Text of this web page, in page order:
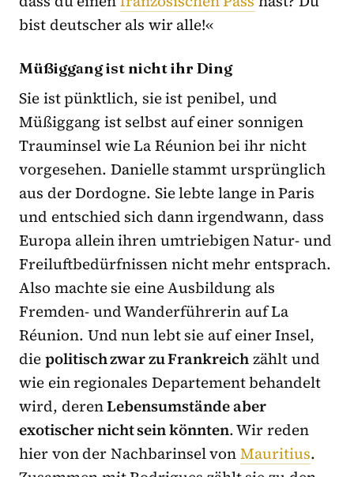
bist deutscher als wir alle!«
Müßiggang ist nicht ihr Ding
Sie ist pünktlich, sie ist penibel, und
Müßiggang ist selbst auf einer sonnigen
Trauminsel wie La Réunion bei ihr nicht
vorgesehen. Danielle stammt ursprünglich
aus der Dordogne. Sie lebte lange in Paris
und entschied sich dann irgendwann, dass
Europa allein ihren umtriebigen Natur- und
Freiluftbedürfnissen nicht mehr entsprach.
Also machte sie eine Ausbildung als
Fremden- und Wanderführerin auf La
Réunion. Und nun lebt sie auf einer Insel,
diepolitisch zwar zu Frankreichzählt und
wie ein regionales Departement behandelt
wird, derenLebensumstände aber
exotischer nicht sein könnten. Wir reden
hier von der Nachbarinsel vonMauritius.